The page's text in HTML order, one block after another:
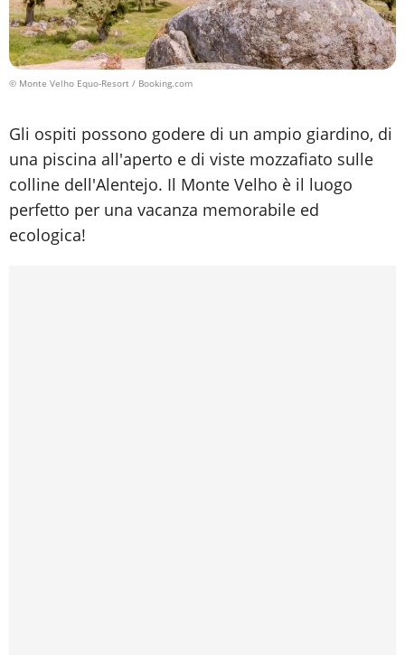
© Monte Velho Equo-Resort / Booking.com
Gli ospiti possono godere di un ampio giardino, di
una piscina all'aperto e di viste mozzafiato sulle
colline dell'Alentejo. Il Monte Velho è il luogo
perfetto per una vacanza memorabile ed
ecologica!